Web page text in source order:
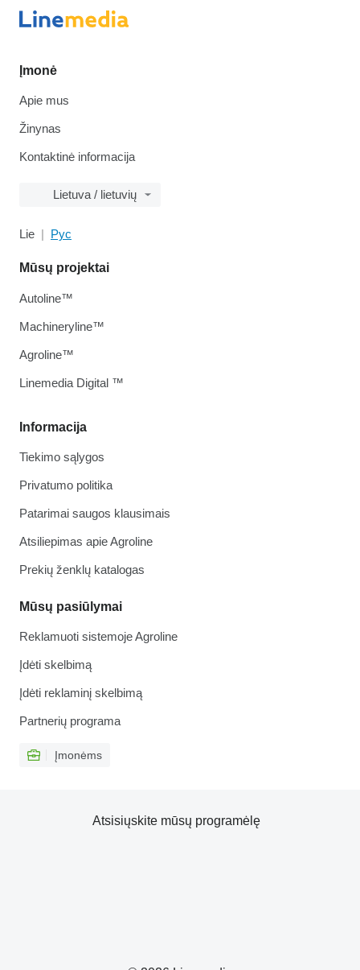
Įmonė
Apie mus
Žinynas
Kontaktinė informacija
Lietuva / lietuvių
Lie Рус
Informacija
Tiekimo sąlygos
Privatumo politika
Patarimai saugos klausimais
Atsiliepimas apie Agroline
Prekių ženklų katalogas
Mūsų pasiūlymai
Reklamuoti sistemoje Agroline
Įdėti skelbimą
Įdėti reklaminį skelbimą
Partnerių programa
Įmonėms
Mūsų projektai
Autoline™
Machineryline™
Agroline™
Linemedia Digital ™
Atsisiųskite mūsų programėlę